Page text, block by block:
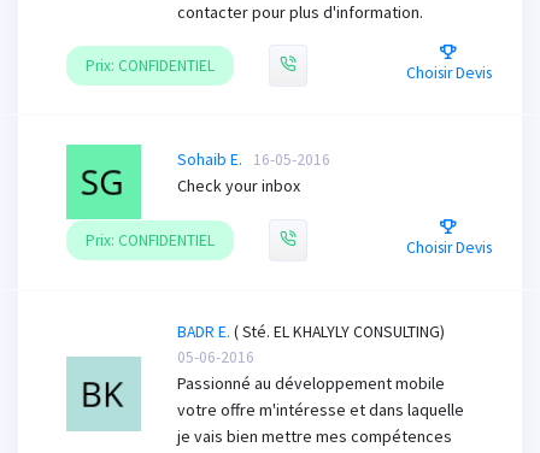
contacter pour plus d'information.
Prix: CONFIDENTIEL Choisir Devis
Sohaib E. 16-05-2016
Check your inbox
Prix: CONFIDENTIEL Choisir Devis
BADR E. ( Sté. EL KHALYLY CONSULTING)
05-06-2016
Passionné au développement mobile
votre offre m'intéresse et dans laquelle
je vais bien mettre mes compétences